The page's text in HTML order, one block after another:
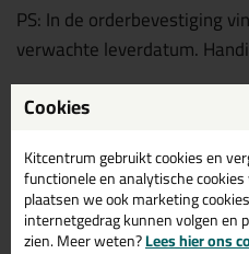
PS: In de orderbevestiging
verwachte leverdatum.
*Let op!
tijdelijk aangepast.
21:00 uurworden geplaatst,
werkdag geleverd. Bedankt
Cookies
Kitcentrum gebruikt cookies en
functionele en analytische
plaatsen we ook marketing
internetgedrag kunnen volgen en
zien. Meer weten?Lees hier ons